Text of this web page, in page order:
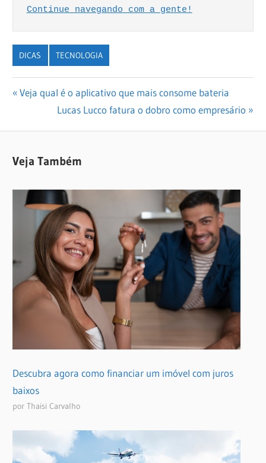
Continue navegando com a gente!
DICAS TECNOLOGIA
Navegação
Previous
Veja qual é o aplicativo que mais consome bateria
Next
Lucas Lucco fatura o dobro como empresário
Veja Também
Descubra agora como financiar um imóvel com juros
baixos
por Thaisi Carvalho